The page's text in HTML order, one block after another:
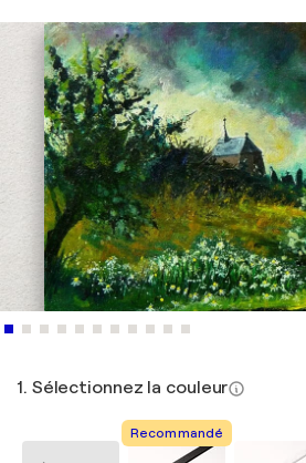
1. Sélectionnez la couleur
Recommandé